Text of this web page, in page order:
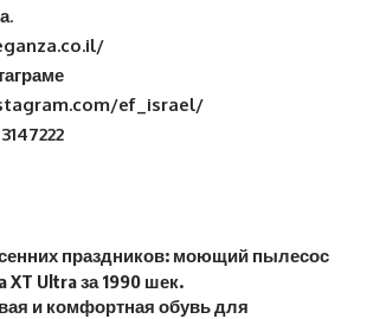
.
ef_israel/
праздников: моющий пылесос
XT Ultra за 1990 шек.
и комфортная обувь для